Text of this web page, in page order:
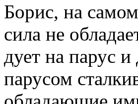
Борис, на
сила не
дует на парус и
парусом